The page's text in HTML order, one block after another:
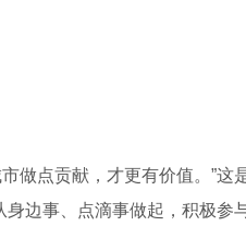
点贡献，才更有价值。”这
边事、点滴事做起，积极参